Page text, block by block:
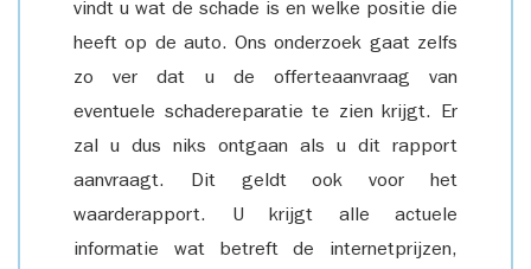
vindt u wat de schade is en welke positie die
heeft op de auto. Ons onderzoek gaat zelfs
zo ver dat u de offerteaanvraag van
eventuele schadereparatie te zien krijgt. Er
zal u dus niks ontgaan als u dit rapport
aanvraagt. Dit geldt ook voor het
waarderapport. U krijgt alle actuele
informatie wat betreft de internetprijzen,